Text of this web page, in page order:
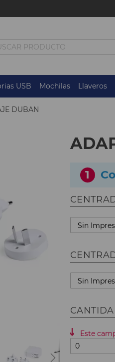
USB Mochilas Llaveros
DUBAN
1
Este